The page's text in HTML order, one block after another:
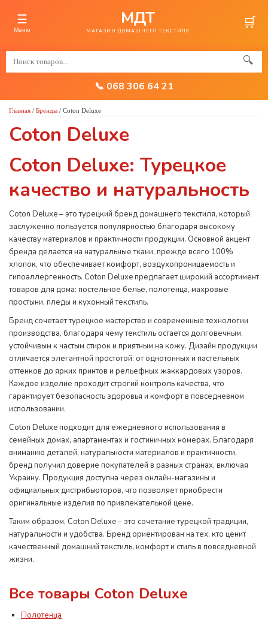
☰
Меню
МДТ
МАГАЗИН ДОМАШНЕГО ТЕКСТИЛЯ 🛒
🔍
📞 068 306 64 21
Главная / Бренды / Coton Deluxe
Coton Deluxe
Coton Deluxe: Турецкое
качество и натуральность
Coton Deluxe – это турецкий бренд домашнего текстиля, который
заслуженно пользуется популярностью благодаря высокому
качеству материалов и практичности продукции. Основной акцент
бренда делается на натуральные ткани, прежде всего 100%
хлопок, что обеспечивает комфорт, воздухопроницаемость и
гипоаллергенность. Coton Deluxe предлагает широкий ассортимент
товаров для дома: постельное белье, полотенца, махровые
простыни, пледы и кухонный текстиль.
Бренд сочетает турецкое мастерство и современные технологии
производства, благодаря чему текстиль остается долговечным,
устойчивым к частым стирок и приятным на кожу. Дизайн продукции
отличается элегантной простотой: от однотонных и пастельных
оттенков до ярких принтов и рельефных жаккардовых узоров.
Каждое изделие проходит строгий контроль качества, что
гарантирует безопасность здоровья и комфорт в повседневном
использовании.
Coton Deluxe подходит для ежедневного использования в
семейных домах, апартаментах и ​​гостиничных номерах. Благодаря
вниманию деталей, натуральности материалов и практичности,
бренд получил доверие покупателей в разных странах, включая
Украину. Продукция доступна через онлайн-магазины и
официальных дистрибьюторов, что позволяет приобрести
оригинальные изделия по привлекательной цене.
Таким образом, Coton Deluxe – это сочетание турецкой традиции,
натуральности и удобства. Бренд ориентирован на тех, кто ценит
качественный домашний текстиль, комфорт и стиль в повседневной
жизни.
Все товары Coton Deluxe
Полотенца